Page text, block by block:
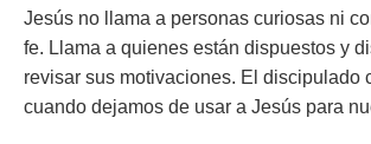
Jesús no llama a personas curiosas ni
fe. Llama a quienes están dispuestos y
revisar sus motivaciones. El discipulado
cuando dejamos de usar a Jesús para